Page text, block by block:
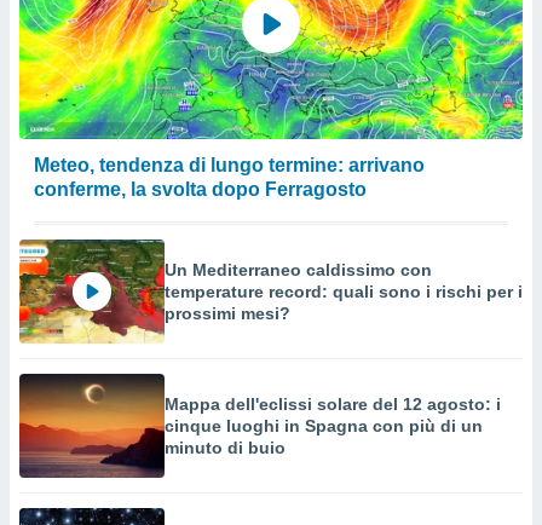
Meteo, tendenza di lungo termine: arrivano
conferme, la svolta dopo Ferragosto
Un Mediterraneo caldissimo con
temperature record: quali sono i rischi per i
prossimi mesi?
Mappa dell'eclissi solare del 12 agosto: i
cinque luoghi in Spagna con più di un
minuto di buio